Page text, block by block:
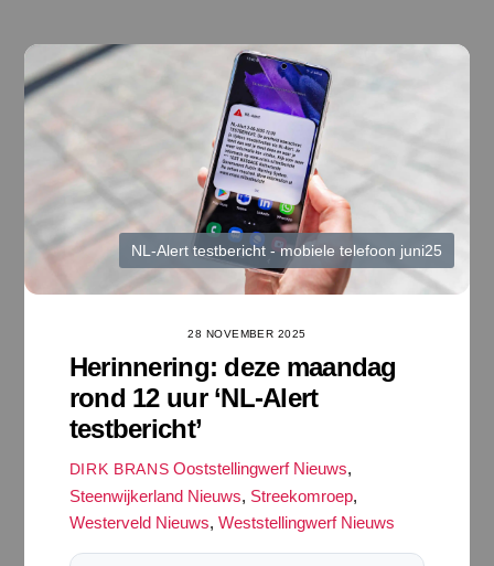
inhoud
NL-Alert testbericht - mobiele telefoon juni25
28 NOVEMBER 2025
Herinnering: deze maandag
rond 12 uur ‘NL-Alert
testbericht’
DIRK BRANS Ooststellingwerf Nieuws,
Steenwijkerland Nieuws, Streekomroep,
Westerveld Nieuws, Weststellingwerf Nieuws